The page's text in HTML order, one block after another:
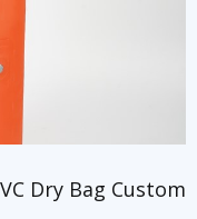
Dry Bag Custom